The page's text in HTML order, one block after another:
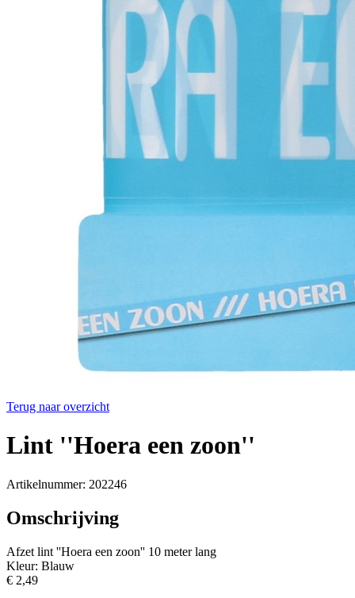
Terug naar overzicht
Lint ''Hoera een zoon''
Artikelnummer: 202246
Omschrijving
Afzet lint ''Hoera een zoon'' 10 meter lang
Kleur: Blauw
€ 2,49